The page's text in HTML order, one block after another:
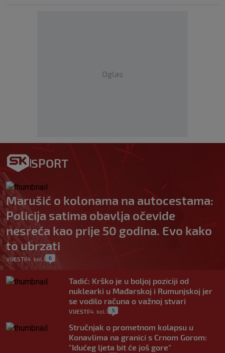
Oglas
SPORT
Marušić o kolonama na autocestama:
Policija satima obavlja očevide
nesreća kao prije 50 godina. Evo kako
to ubrzati
VIJESTI 4. kol. 6
Tadić: Krško je u boljoj poziciji od
nuklearki u Mađarskoj i Rumunjskoj jer
se vodilo računa o važnoj stvari
VIJESTI 4. kol. 5
Stručnjak o prometnom kolapsu u
Konavlima na granici s Crnom Gorom:
"Idućeg ljeta bit će još gore"